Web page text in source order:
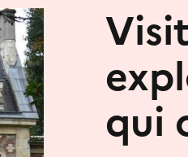
qui